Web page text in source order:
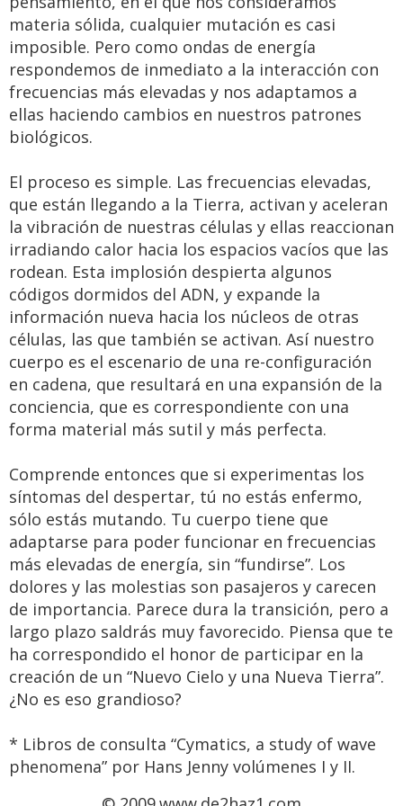
materia sólida, cualquier mutación es casi
imposible. Pero como ondas de energía
respondemos de inmediato a la interacción con
frecuencias más elevadas y nos adaptamos a
ellas haciendo cambios en nuestros patrones
biológicos.
El proceso es simple. Las frecuencias elevadas,
que están llegando a la Tierra, activan y aceleran
la vibración de nuestras células y ellas reaccionan
irradiando calor hacia los espacios vacíos que las
rodean. Esta implosión despierta algunos
códigos dormidos del ADN, y expande la
información nueva hacia los núcleos de otras
células, las que también se activan. Así nuestro
cuerpo es el escenario de una re-configuración
en cadena, que resultará en una expansión de la
conciencia, que es correspondiente con una
forma material más sutil y más perfecta.
Comprende entonces que si experimentas los
síntomas del despertar, tú no estás enfermo,
sólo estás mutando. Tu cuerpo tiene que
adaptarse para poder funcionar en frecuencias
más elevadas de energía, sin “fundirse”. Los
dolores y las molestias son pasajeros y carecen
de importancia. Parece dura la transición, pero a
largo plazo saldrás muy favorecido. Piensa que te
ha correspondido el honor de participar en la
creación de un “Nuevo Cielo y una Nueva Tierra”.
¿No es eso grandioso?
* Libros de consulta “Cymatics, a study of wave
phenomena” por Hans Jenny volúmenes I y II.